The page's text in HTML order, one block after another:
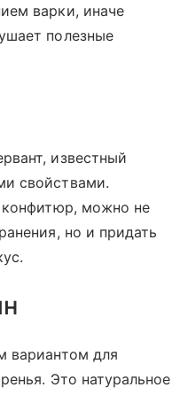
варки, иначе
полезные
известный
свойствами.
конфитюр, можно не
но и придать
вариантом для
Это натуральное